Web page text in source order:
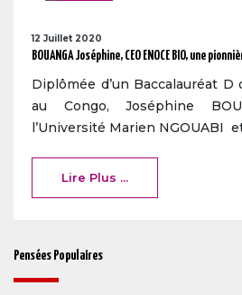
12 Juillet 2020
BOUANGA Joséphine, CEO ENOCE BIO, une
Diplômée d’un Baccalauréat D
au Congo, Joséphine
l’Université Marien NGOUABI
Lire Plus ...
Pensées Populaires